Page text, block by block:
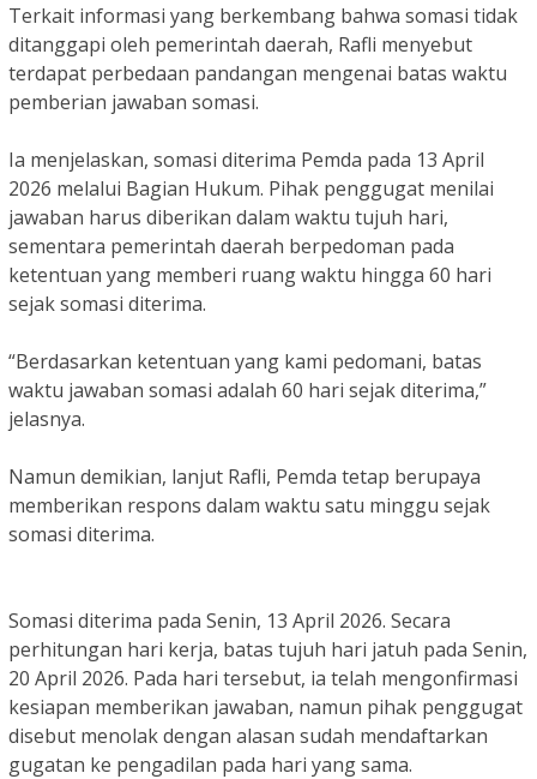
Terkait informasi yang berkembang bahwa somasi tidak
ditanggapi oleh pemerintah daerah, Rafli menyebut
terdapat perbedaan pandangan mengenai batas waktu
pemberian jawaban somasi.
Ia menjelaskan, somasi diterima Pemda pada 13 April
2026 melalui Bagian Hukum. Pihak penggugat menilai
jawaban harus diberikan dalam waktu tujuh hari,
sementara pemerintah daerah berpedoman pada
ketentuan yang memberi ruang waktu hingga 60 hari
sejak somasi diterima.
“Berdasarkan ketentuan yang kami pedomani, batas
waktu jawaban somasi adalah 60 hari sejak diterima,”
jelasnya.
Namun demikian, lanjut Rafli, Pemda tetap berupaya
memberikan respons dalam waktu satu minggu sejak
somasi diterima.
Somasi diterima pada Senin, 13 April 2026. Secara
perhitungan hari kerja, batas tujuh hari jatuh pada Senin,
20 April 2026. Pada hari tersebut, ia telah mengonfirmasi
kesiapan memberikan jawaban, namun pihak penggugat
disebut menolak dengan alasan sudah mendaftarkan
gugatan ke pengadilan pada hari yang sama.